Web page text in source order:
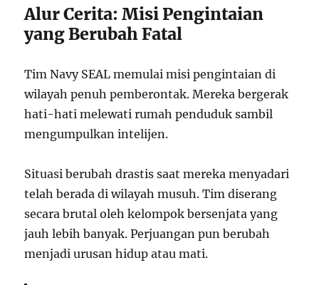
Alur Cerita: Misi Pengintaian
yang Berubah Fatal
Tim Navy SEAL memulai misi pengintaian di
wilayah penuh pemberontak. Mereka bergerak
hati-hati melewati rumah penduduk sambil
mengumpulkan intelijen.
Situasi berubah drastis saat mereka menyadari
telah berada di wilayah musuh. Tim diserang
secara brutal oleh kelompok bersenjata yang
jauh lebih banyak. Perjuangan pun berubah
menjadi urusan hidup atau mati.